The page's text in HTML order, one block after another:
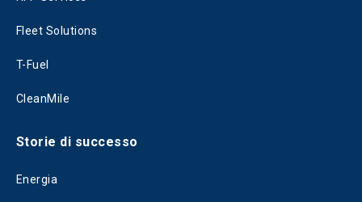
Fleet Solutions
T-Fuel
CleanMile
Storie di successo
Energia